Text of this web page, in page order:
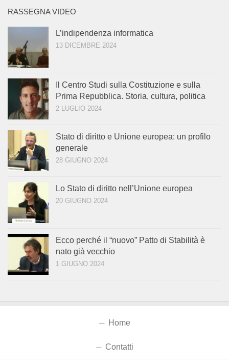
RASSEGNA VIDEO
L’indipendenza informatica
13 DICEMBRE 2024
Il Centro Studi sulla Costituzione e sulla
Prima Repubblica. Storia, cultura, politica
2 LUGLIO 2024
Stato di diritto e Unione europea: un profilo
generale
28 GIUGNO 2024
Lo Stato di diritto nell’Unione europea
20 GIUGNO 2024
Ecco perché il “nuovo” Patto di Stabilità è
nato già vecchio
1 GIUGNO 2024
Home
Contatti